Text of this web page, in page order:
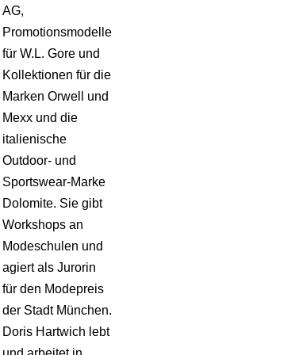
AG,
Promotionsmodelle
für W.L. Gore und
Kollektionen für die
Marken Orwell und
Mexx und die
italienische
Outdoor- und
Sportswear-Marke
Dolomite. Sie gibt
Workshops an
Modeschulen und
agiert als Jurorin
für den Modepreis
der Stadt München.
Doris Hartwich lebt